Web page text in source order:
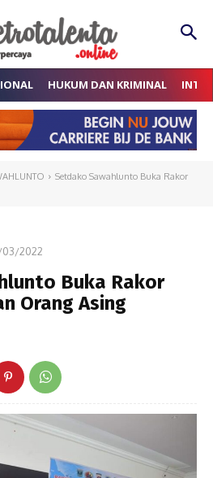
HUKUM DAN KRIMINAL
Setdako Sawahlunto Buka Rakor
03/2022
Buka Rakor
Orang Asing